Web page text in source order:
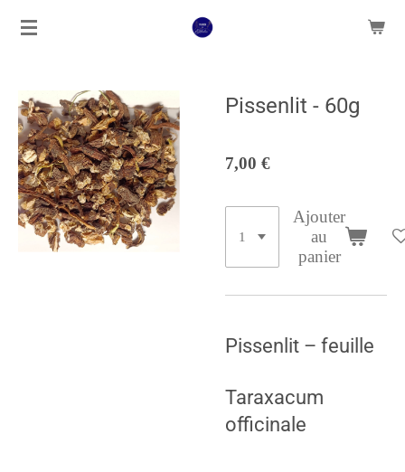
Passer
principal
Pissenlit - 60g
7,00 €
Ajouter
au
panier
Pissenlit – feuille
Taraxacum
officinale